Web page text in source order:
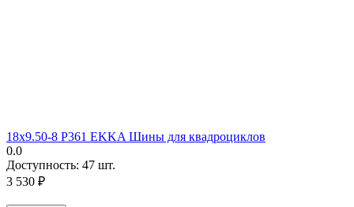
18х9.50-8 P361 EKKA Шины для квадроциклов
0.0
Доступность: 47 шт.
3 530 ₽